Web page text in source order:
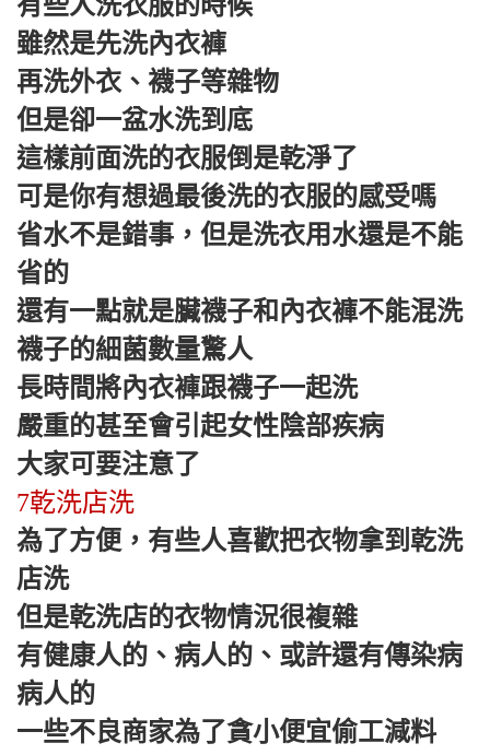
雖然是先洗內衣褲
再洗外衣、襪子等雜物
但是卻一盆水洗到底
這樣前面洗的衣服倒是乾淨了
可是你有想過最後洗的衣服的感受嗎
省水不是錯事，但是洗衣用水還是不能
省的
還有一點就是臟襪子和內衣褲不能混洗
襪子的細菌數量驚人
長時間將內衣褲跟襪子一起洗
嚴重的甚至會引起女性陰部疾病
大家可要注意了
7乾洗店洗
為了方便，有些人喜歡把衣物拿到乾洗
店洗
但是乾洗店的衣物情況很複雜
有健康人的、病人的、或許還有傳染病
病人的
一些不良商家為了貪小便宜偷工減料